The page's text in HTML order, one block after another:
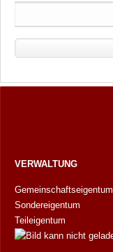
VERWALTUNG
Gemeinschaftseigentum
Sondereigentum
Teileigentum